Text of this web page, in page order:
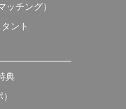
ッチング）
ント
典